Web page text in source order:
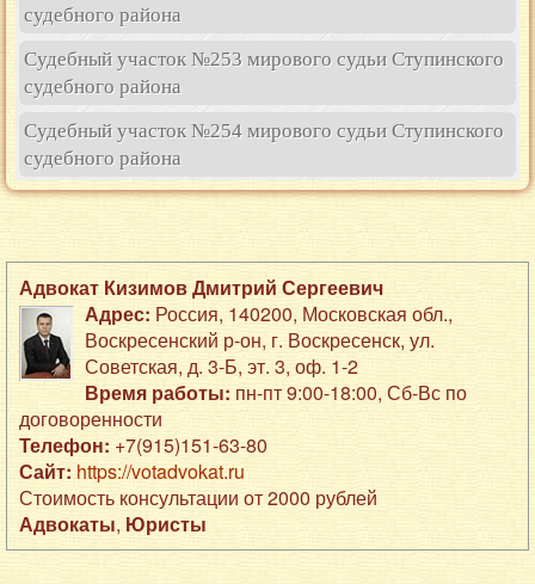
судебного района
Судебный участок №253 мирового судьи Ступинского
судебного района
Судебный участок №254 мирового судьи Ступинского
судебного района
Адвокат Кизимов Дмитрий Сергеевич
Адрес: Россия, 140200, Московская обл.,
Воскресенский р-он, г. Воскресенск, ул.
Советская, д. 3-Б, эт. 3, оф. 1-2
Время работы: пн-пт 9:00-18:00, Сб-Вс по
договоренности
Телефон: +7(915)151-63-80
Сайт: https://votadvokat.ru
Стоимость консультации от 2000 рублей
Адвокаты, Юристы